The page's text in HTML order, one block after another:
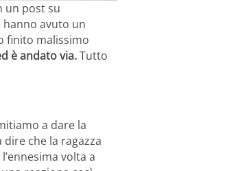
un post su
hanno avuto un
finito malissimo
è andato via.Tutto
a dare la
dire che la ragazza
volta a